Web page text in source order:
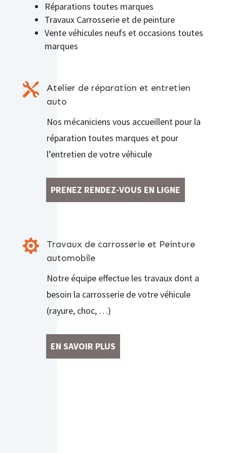
Réparations toutes marques
Travaux Carrosserie et de peinture
Vente véhicules neufs et occasions toutes
marques

Atelier de réparation et entretien
auto
Nos mécaniciens vous accueillent pour la
réparation toutes marques et pour
l’entretien de votre véhicule
PRENEZ RENDEZ-VOUS EN LIGNE

Travaux de carrosserie et Peinture
automobile
Notre équipe effectue les travaux dont a
besoin la carrosserie de votre véhicule
(rayure, choc, …)
EN SAVOIR PLUS